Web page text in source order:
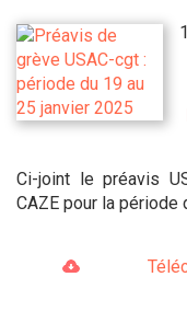
Ci-joint le préavis
CAZE pour la période